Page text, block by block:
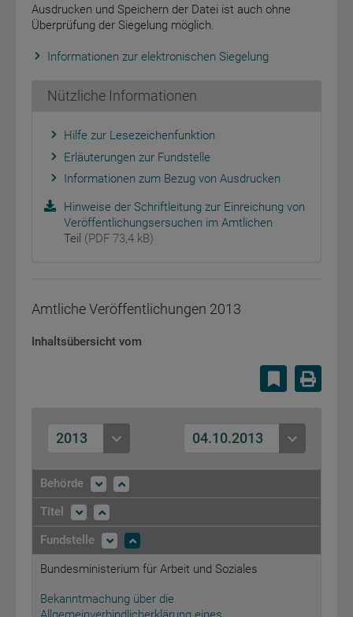
Ausdrucken und Speichern der Datei ist auch ohne
Überprüfung der Siegelung möglich.
Informationen zur elektronischen Siegelung
Nützliche Informationen
Hilfe zur Lesezeichenfunktion
Erläuterungen zur Fundstelle
Informationen zum Bezug von Ausdrucken
Hinweise der Schriftleitung zur Einreichung von
Veröffentlichungsersuchen im Amtlichen
Teil (PDF 73,4 kB)
Amtliche Veröffentlichungen 2013
Inhaltsübersicht vom
2013 04.10.2013
Behörde
Titel
Fundstelle
Bundesministerium für Arbeit und Soziales
Bekanntmachung über die